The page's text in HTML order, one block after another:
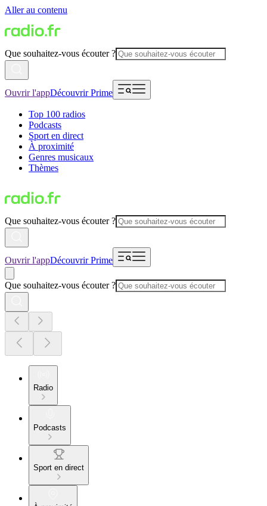
Aller au contenu
Que souhaitez-vous écouter ?
Ouvrir l'appDécouvrir Prime
Top 100 radios
Podcasts
Sport en direct
À proximité
Genres musicaux
Thèmes
Que souhaitez-vous écouter ?
Ouvrir l'appDécouvrir Prime
Que souhaitez-vous écouter ?
Radio
Podcasts
Sport en direct